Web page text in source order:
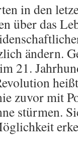
in den
über das
ändern.
21.
zuvor mit
stürmen.